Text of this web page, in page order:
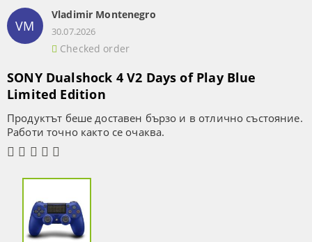
VM
Vladimir Montenegro
30.07.2026
Checked order
SONY Dualshock 4 V2 Days of Play Blue
Limited Edition
Продуктът беше доставен бързо и в отлично състояние.
Работи точно както се очаква.